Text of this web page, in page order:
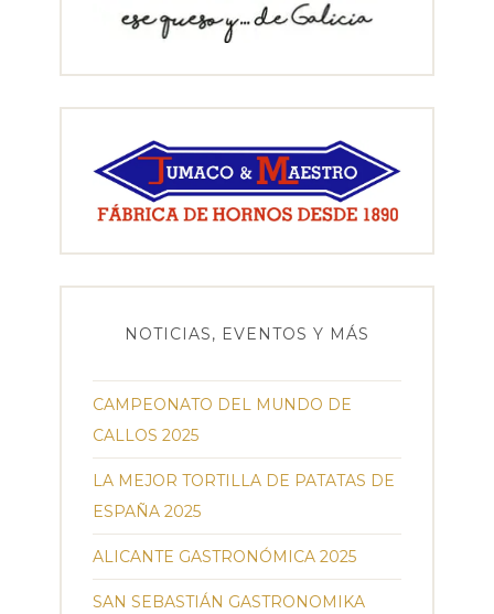
NOTICIAS, EVENTOS Y MÁS
CAMPEONATO DEL MUNDO DE
CALLOS 2025
LA MEJOR TORTILLA DE PATATAS DE
ESPAÑA 2025
ALICANTE GASTRONÓMICA 2025
SAN SEBASTIÁN GASTRONOMIKA